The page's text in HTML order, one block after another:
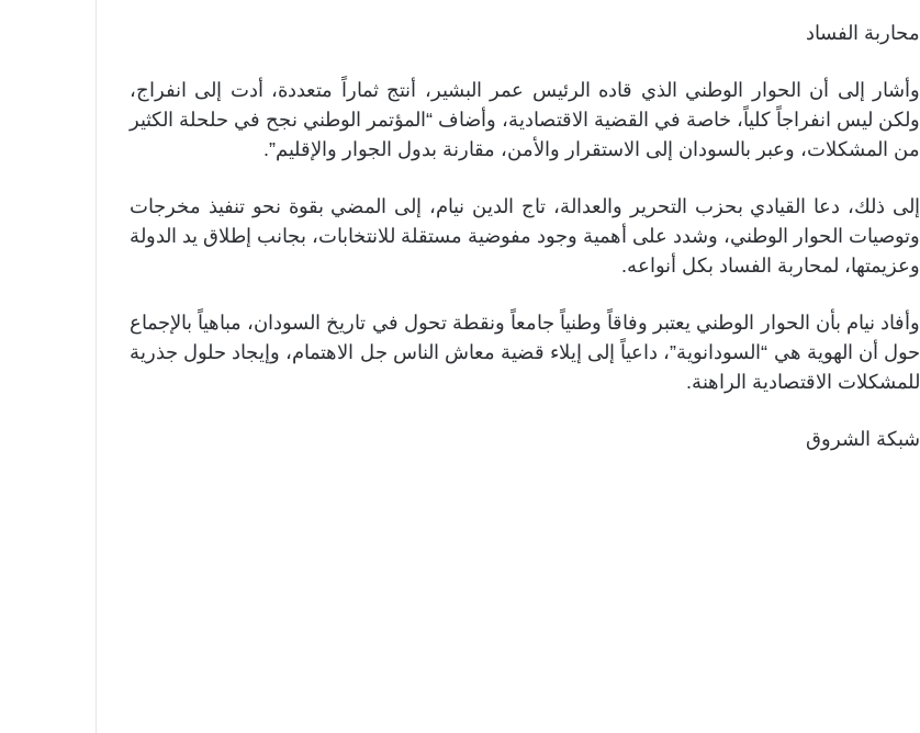
محاربة الفساد
وأشار إلى أن الحوار الوطني الذي قاده الرئيس عمر البشير، أنتج ثماراً متعددة، أدت إلى انفراج،
ولكن ليس انفراجاً كلياً، خاصة في القضية الاقتصادية، وأضاف “المؤتمر الوطني نجح في حلحلة الكثير
من المشكلات، وعبر بالسودان إلى الاستقرار والأمن، مقارنة بدول الجوار والإقليم”.
إلى ذلك، دعا القيادي بحزب التحرير والعدالة، تاج الدين نيام، إلى المضي بقوة نحو تنفيذ مخرجات
وتوصيات الحوار الوطني، وشدد على أهمية وجود مفوضية مستقلة للانتخابات، بجانب إطلاق يد الدولة
وعزيمتها، لمحاربة الفساد بكل أنواعه.
وأفاد نيام بأن الحوار الوطني يعتبر وفاقاً وطنياً جامعاً ونقطة تحول في تاريخ السودان، مباهياً بالإجماع
حول أن الهوية هي “السودانوية”، داعياً إلى إيلاء قضية معاش الناس جل الاهتمام، وإيجاد حلول جذرية
للمشكلات الاقتصادية الراهنة.
شبكة الشروق